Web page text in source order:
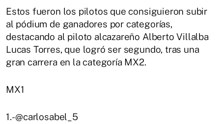
Estos fueron los pilotos que consiguieron subir
al pódium de ganadores por categorías,
destacando al piloto alcazareño Alberto Villalba
Lucas Torres, que logró ser segundo, tras una
gran carrera en la categoría MX2.
MX1
1.- @carlosabel_5